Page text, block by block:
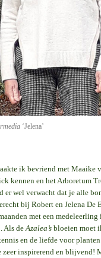
‘Jelena’
ik bevriend met Maaike
kennen en het Arboretum
er wel verwacht dat je alle
bij Robert en Jelena De
met een
Als de Azalea’s bloeien moet
en de liefde voor
zeer inspirerend en blijvend!